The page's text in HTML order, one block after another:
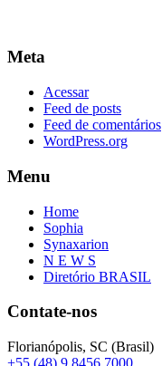
Meta
Acessar
Feed de posts
Feed de comentários
WordPress.org
Menu
Home
Sophia
Synaxarion
N E W S
Diretório BRASIL
Contate-nos
Florianópolis, SC (Brasil)
+55 (48) 9 8456 7000